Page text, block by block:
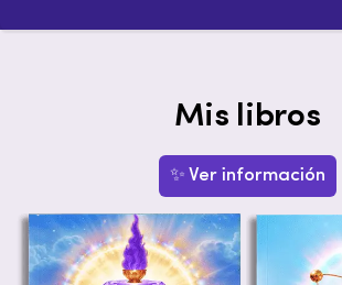
Mis libros
✨ Ver información